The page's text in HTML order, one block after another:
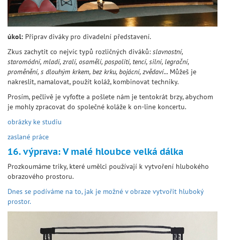
úkol: Připrav diváky pro divadelní představení.
Zkus zachytit co nejvíc typů rozličných diváků: slavnostní,
staromódní, mladí, zralí, osamělí, pospolití, tencí, silní, legrační,
proměnění, s dlouhým krkem, bez krku, bojácní, zvědaví... Můžeš je
nakreslit, namalovat, použít koláž, kombinovat techniky.
Prosím, pečlivě je vyfoťte a pošlete nám je tentokrát brzy, abychom
je mohly zpracovat do společné koláže k on-line koncertu.
obrázky ke studiu
zaslané práce
16. výprava: V malé hloubce velká dálka
Prozkoumáme triky, které umělci používají k vytvoření hlubokého
obrazového prostoru.
Dnes se podíváme na to, jak je možné v obraze vytvořit hluboký
prostor.